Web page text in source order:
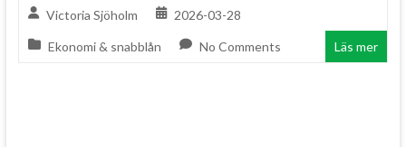
Victoria Sjöholm 2026-03-28
Ekonomi & snabblån No Comments Läs mer